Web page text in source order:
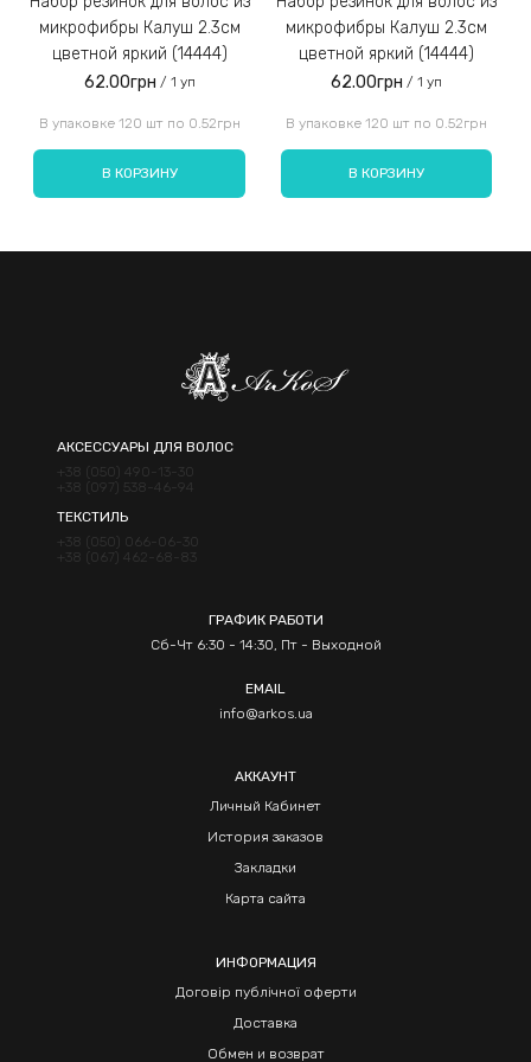
микрофибры Калуш 2.3см
цветной яркий (14444)
62.00грн / 1 уп
В упаковке 120 шт по 0.52грн
В КОРЗИНУ
микрофибры Калуш 2.3см
цветной яркий (14444)
62.00грн / 1 уп
В упаковке 120 шт по 0.52грн
В КОРЗИНУ
АКСЕССУАРЫ ДЛЯ ВОЛОС
+38 (050) 490-13-30
+38 (097) 538-46-94
ТЕКСТИЛЬ
+38 (050) 066-06-30
+38 (067) 462-68-83
ГРАФИК РАБОТИ
Сб-Чт 6:30 - 14:30, Пт - Выходной
EMAIL
info@arkos.ua
АККАУНТ
Личный Кабинет
История заказов
Закладки
Карта сайта
ИНФОРМАЦИЯ
Договір публічної оферти
Доставка
Обмен и возврат